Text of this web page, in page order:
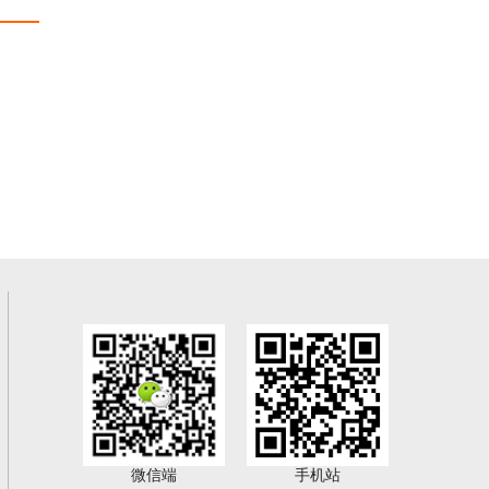
微信端 手机站